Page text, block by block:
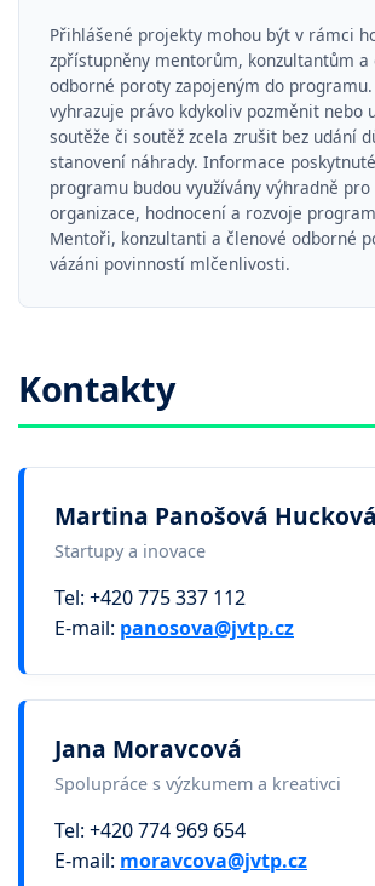
Přihlášené projekty mohou být v rámci
zpřístupněny mentorům, konzultantům a
odborné poroty zapojeným do programu.
vyhrazuje právo kdykoliv pozměnit nebo
soutěže či soutěž zcela zrušit bez udání
stanovení náhrady. Informace
programu budou využívány výhradně pro
organizace, hodnocení a rozvoje
Mentoři, konzultanti a členové odborné
vázáni povinností mlčenlivosti.
Kontakty
Martina Panošová Hucková
Startupy a inovace
Tel: +420 775 337 112
E-mail: panosova@jvtp.cz
Jana Moravcová
Spolupráce s výzkumem a kreativci
Tel: +420 774 969 654
E-mail: moravcova@jvtp.cz